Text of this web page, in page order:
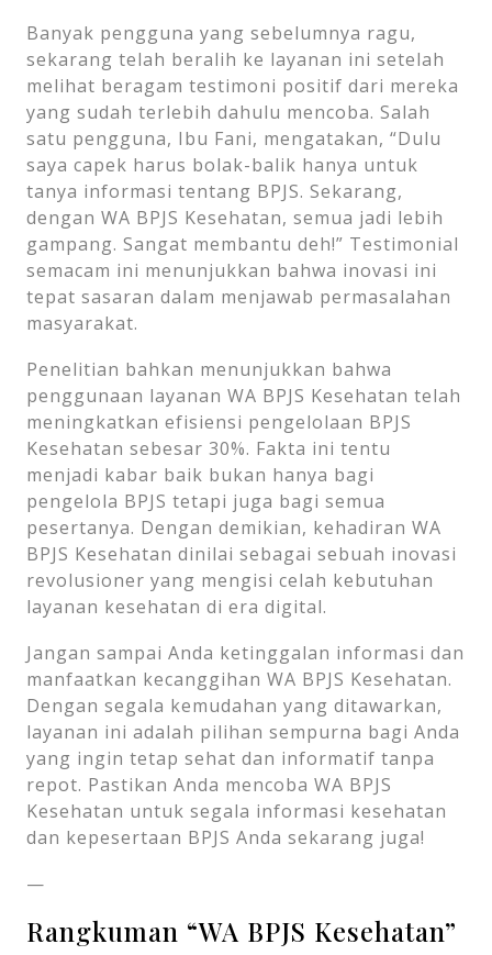
Banyak pengguna yang sebelumnya ragu,
sekarang telah beralih ke layanan ini setelah
melihat beragam testimoni positif dari mereka
yang sudah terlebih dahulu mencoba. Salah
satu pengguna, Ibu Fani, mengatakan, “Dulu
saya capek harus bolak-balik hanya untuk
tanya informasi tentang BPJS. Sekarang,
dengan WA BPJS Kesehatan, semua jadi lebih
gampang. Sangat membantu deh!” Testimonial
semacam ini menunjukkan bahwa inovasi ini
tepat sasaran dalam menjawab permasalahan
masyarakat.
Penelitian bahkan menunjukkan bahwa
penggunaan layanan WA BPJS Kesehatan telah
meningkatkan efisiensi pengelolaan BPJS
Kesehatan sebesar 30%. Fakta ini tentu
menjadi kabar baik bukan hanya bagi
pengelola BPJS tetapi juga bagi semua
pesertanya. Dengan demikian, kehadiran WA
BPJS Kesehatan dinilai sebagai sebuah inovasi
revolusioner yang mengisi celah kebutuhan
layanan kesehatan di era digital.
Jangan sampai Anda ketinggalan informasi dan
manfaatkan kecanggihan WA BPJS Kesehatan.
Dengan segala kemudahan yang ditawarkan,
layanan ini adalah pilihan sempurna bagi Anda
yang ingin tetap sehat dan informatif tanpa
repot. Pastikan Anda mencoba WA BPJS
Kesehatan untuk segala informasi kesehatan
dan kepesertaan BPJS Anda sekarang juga!
—
Rangkuman “WA BPJS Kesehatan”